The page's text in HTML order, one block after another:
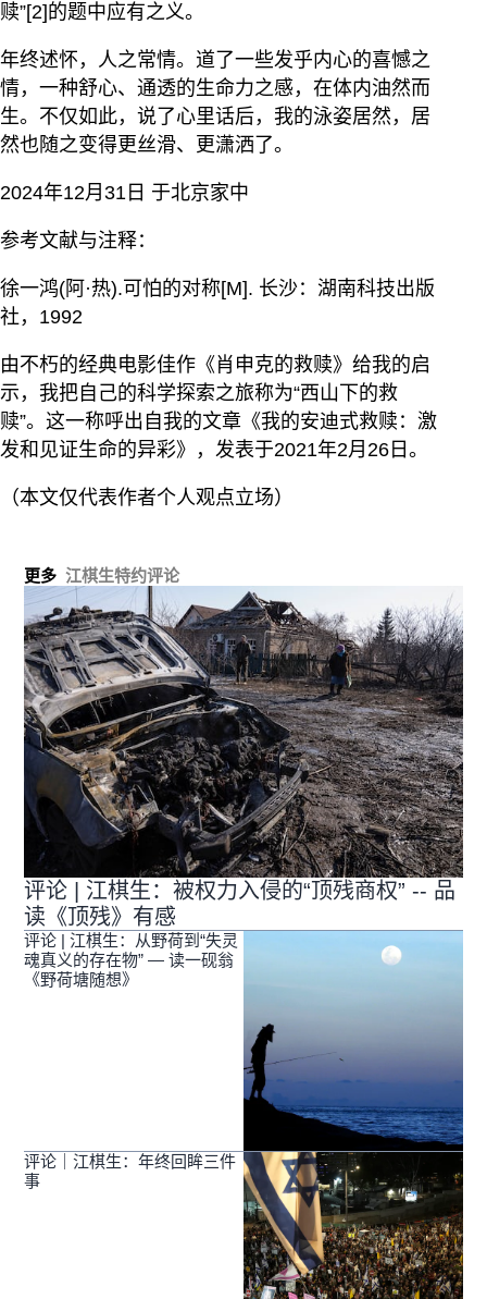
赎”[2]的题中应有之义。
年终述怀，人之常情。道了一些发乎内心的喜憾之
情，一种舒心、通透的生命力之感，在体内油然而
生。不仅如此，说了心里话后，我的泳姿居然，居
然也随之变得更丝滑、更潇洒了。
2024年12月31日 于北京家中
参考文献与注释：
徐一鸿(阿·热).可怕的对称[M]. 长沙：湖南科技出版
社，1992
由不朽的经典电影佳作《肖申克的救赎》给我的启
示，我把自己的科学探索之旅称为“西山下的救
赎”。这一称呼出自我的文章《我的安迪式救赎：激
发和见证生命的异彩》，发表于2021年2月26日。
（本文仅代表作者个人观点立场）
更多 江棋生特约评论
评论 | 江棋生：被权力入侵的“顶残商权” -- 品
读《顶残》有感
评论 | 江棋生：从野荷到“失灵
魂真义的存在物” — 读一砚翁
《野荷塘随想》
评论｜江棋生：年终回眸三件
事